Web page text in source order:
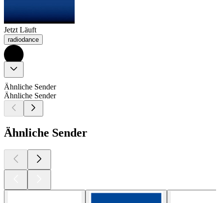
Jetzt Läuft
radiodance
Ähnliche Sender
Ähnliche Sender
Ähnliche Sender